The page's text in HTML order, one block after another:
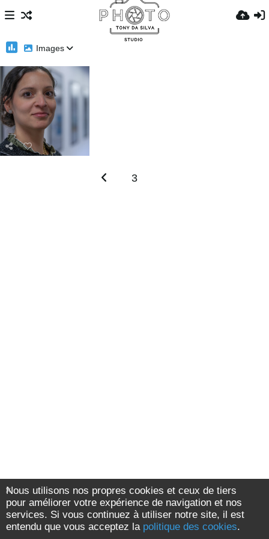
Images
3
Nous utilisons nos propres cookies et ceux de tiers
pour améliorer votre expérience de navigation et nos
services. Si vous continuez à utiliser notre site, il est
entendu que vous acceptez la politique des cookies.